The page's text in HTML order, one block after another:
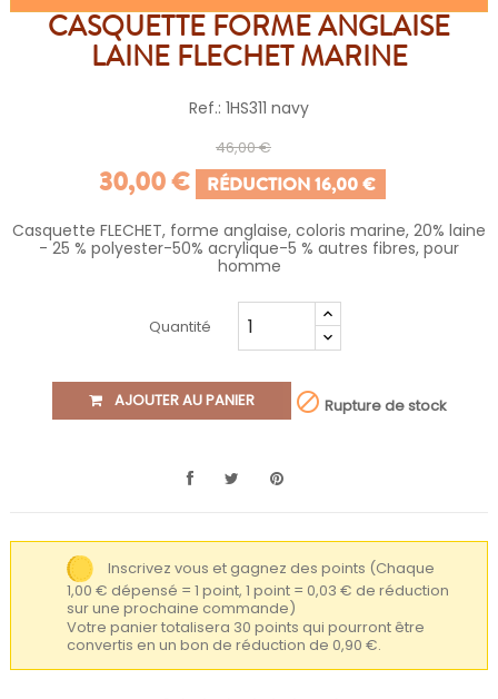
CASQUETTE FORME ANGLAISE
LAINE FLECHET MARINE
Ref.: 1HS311 navy
46,00 €
30,00 € RÉDUCTION 16,00 €
Casquette FLECHET, forme anglaise, coloris marine, 20% laine
- 25 % polyester-50% acrylique-5 % autres fibres, pour
homme
Quantité
AJOUTER AU PANIER  Rupture de stock
Inscrivez vous et gagnez des points (Chaque
1,00 € dépensé = 1 point, 1 point = 0,03 € de réduction
sur une prochaine commande)
Votre panier totalisera 30 points qui pourront être
convertis en un bon de réduction de 0,90 €.